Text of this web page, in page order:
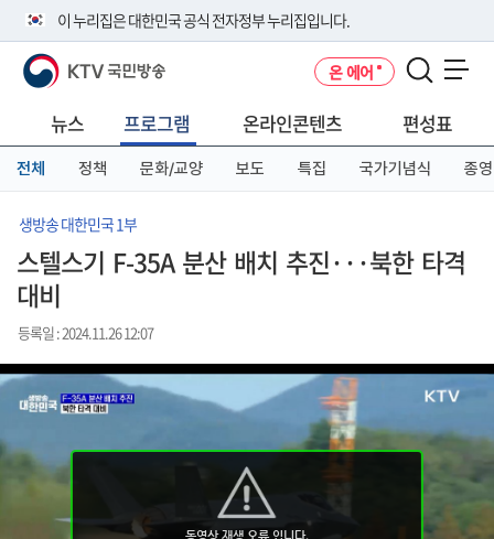
이 누리집은 대한민국 공식 전자정부 누리집입니다.
공식 누리집 주소 확인하기
니다.
이밖에 or.kr 또는 .kr등 다른 도메인 주소를 사용하고 있다면 아래 URL에
서 도메인 주소를 확인해 보세요
KTV 국민방송 온 에어
뉴스 프로그램 온라인콘텐츠 편성표
전체 정책 문화/교양 보도 특집 국가기념식 종영
생방송 대한민국 1부
스텔스기 F-35A 분산 배치 추진···북한 타격
대비
등록일 : 2024.11.26 12:07